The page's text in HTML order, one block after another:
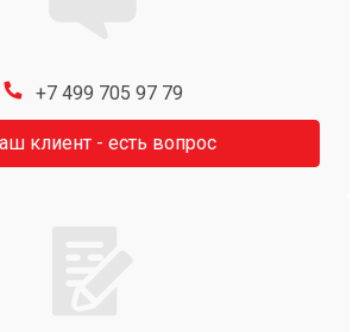
+7 499 705 97 79
клиент - есть вопрос